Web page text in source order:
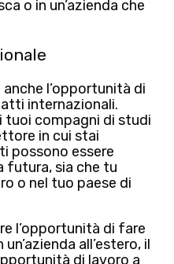
o in un’azienda che
l’opportunità di
internazionali.
tuoi compagni di studi
in cui stai
possono essere
futura, sia che tu
o nel tuo paese di
l’opportunità di fare
all’estero, il
di lavoro a